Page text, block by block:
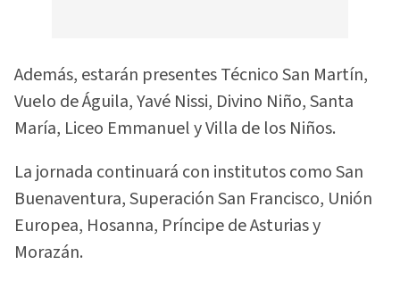
Además, estarán presentes Técnico San Martín,
Vuelo de Águila, Yavé Nissi, Divino Niño, Santa
María, Liceo Emmanuel y Villa de los Niños.
La jornada continuará con institutos como San
Buenaventura, Superación San Francisco, Unión
Europea, Hosanna, Príncipe de Asturias y
Morazán.